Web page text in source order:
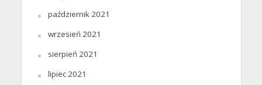
październik 2021
wrzesień 2021
sierpień 2021
lipiec 2021